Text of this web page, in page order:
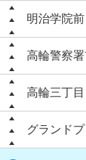
明治学院前
高輪警察
高輪三丁目
グランド